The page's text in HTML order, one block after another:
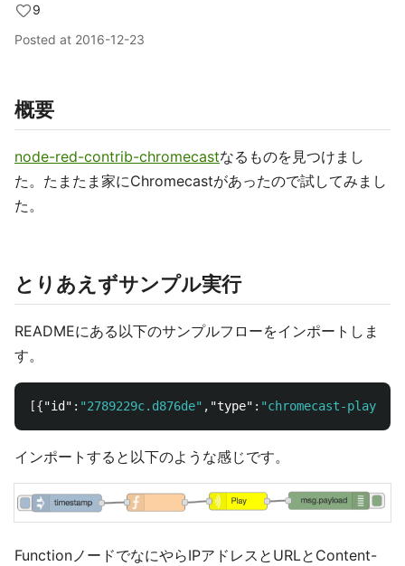
9
Posted at 2016-12-23
概要
node-red-contrib-chromecastなるものを見つけまし
た。たまたま家にChromecastがあったので試してみまし
た。
とりあえずサンプル実行
READMEにある以下のサンプルフローをインポートしま
す。
[{"id" : "2789229c.d876de" , "type" : "chromecast-play"
インポートすると以下のような感じです。
FunctionノードでなにやらIPアドレスとURLとContent-